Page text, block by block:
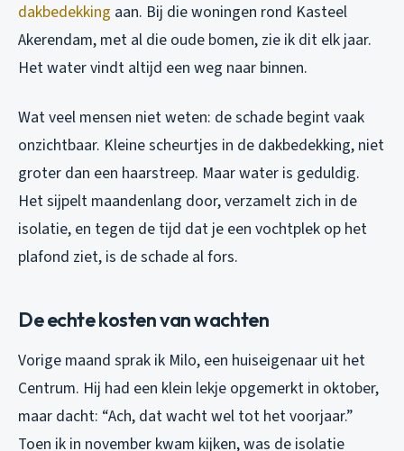
dakbedekking aan. Bij die woningen rond Kasteel
Akerendam, met al die oude bomen, zie ik dit elk jaar.
Het water vindt altijd een weg naar binnen.
Wat veel mensen niet weten: de schade begint vaak
onzichtbaar. Kleine scheurtjes in de dakbedekking, niet
groter dan een haarstreep. Maar water is geduldig.
Het sijpelt maandenlang door, verzamelt zich in de
isolatie, en tegen de tijd dat je een vochtplek op het
plafond ziet, is de schade al fors.
De echte kosten van wachten
Vorige maand sprak ik Milo, een huiseigenaar uit het
Centrum. Hij had een klein lekje opgemerkt in oktober,
maar dacht: “Ach, dat wacht wel tot het voorjaar.”
Toen ik in november kwam kijken, was de isolatie